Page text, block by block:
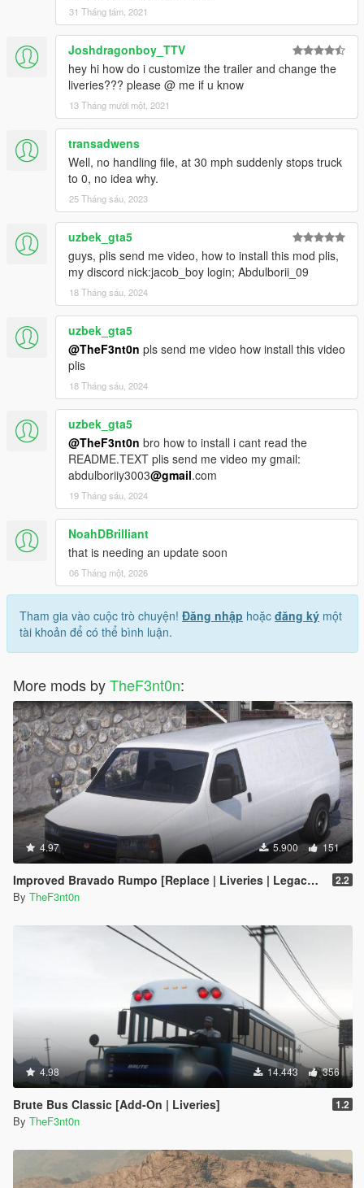
31 Tháng tám, 2021
Joshdragonboy_TTV
hey hi how do i customize the trailer and change the
liveries??? please @ me if u know
13 Tháng mười một, 2021
transadwens
Well, no handling file, at 30 mph suddenly stops truck
to 0, no idea why.
25 Tháng sáu, 2023
uzbek_gta5
guys, plis send me video, how to install this mod plis,
my discord nick:jacob_boy login; Abdulborii_09
18 Tháng sáu, 2024
uzbek_gta5
@TheF3nt0n pls send me video how install this video
plis
18 Tháng sáu, 2024
uzbek_gta5
@TheF3nt0n bro how to install i cant read the
README.TEXT plis send me video my gmail:
abdulboriiy3003@gmail.com
19 Tháng sáu, 2024
NoahDBrilliant
that is needing an update soon
06 Tháng một, 2026
Tham gia vào cuộc trò chuyện! Đăng nhập hoặc đăng ký một
tài khoản để có thể bình luận.
More mods byTheF3nt0n:
4.97 5.900 151
Improved Bravado Rumpo [Replace | Liveries | Legacy | Enhanced] 2.2
By TheF3nt0n
4.98 14.443 356
Brute Bus Classic [Add-On | Liveries] 1.2
By TheF3nt0n